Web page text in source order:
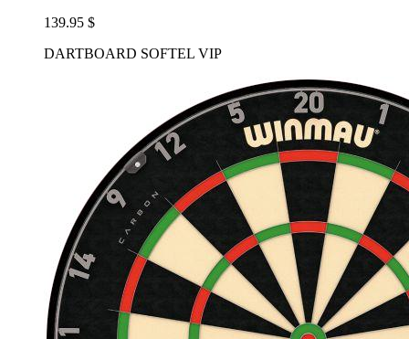
139.95 $
DARTBOARD SOFTEL VIP